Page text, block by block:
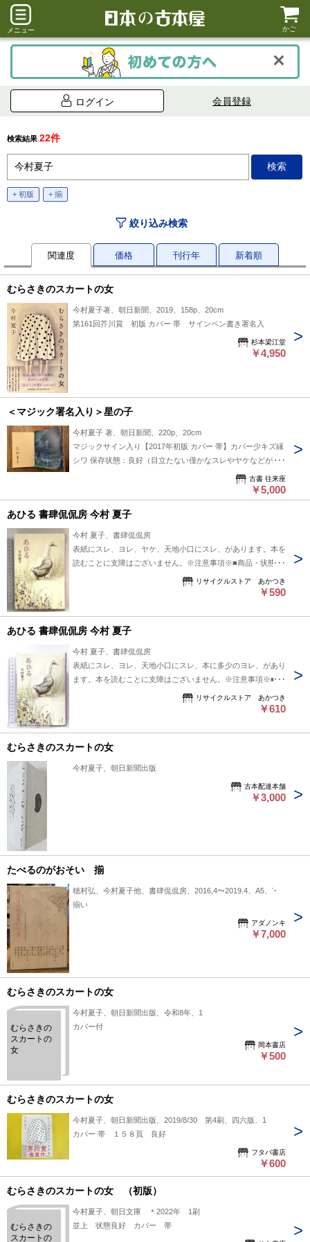
メニュー かご
ログイン 会員登録
検索結果 22件
+ 初版 + 揃
絞り込み検索
関連度 価格 刊行年 新着順
むらさきのスカートの女
今村夏子著、朝日新聞、2019、158p、20cm
第161回芥川賞 初版 カバー 帯 サインペン書き署名入
杉本梁江堂
￥4,950
＜マジック署名入り＞星の子
今村夏子 著、朝日新聞、220p、20cm
マジックサイン入り【2017年初版 カバー 帯】カバー少キズ縁
シワ 保存状態：良好（目立たない僅かなスレやヤケなどがあ
古書 往来座
￥5,000
あひる 書肆侃侃房 今村 夏子
今村 夏子、書肆侃侃房
表紙にスレ、ヨレ、ヤケ、天地小口にスレ、があります。本を
読むことに支障はございません。※注意事項※■商品・状態は
コンディションガイドラインに基づき、判断・出品されており
ます。■付録等の付属品がある商品の場合、記載されていない
リサイクルストア あかつき
￥590
あひる 書肆侃侃房 今村 夏子
今村 夏子、書肆侃侃房
表紙にスレ、ヨレ、天地小口にスレ、本に多少のヨレ、があり
ます。本を読むことに支障はございません。※注意事項※■商
品・状態はコンディションガイドラインに基づき、判断・出品
されております。■付録等の付属品がある商品の場合、記載さ
リサイクルストア あかつき
￥610
むらさきのスカートの女
今村夏子、朝日新聞出版
古本配達本舗
￥3,000
たべるのがおそい 揃
穂村弘、今村夏子他、書肆侃侃房、2016,4〜2019.4、A5、7
揃い
アダノンキ
￥7,000
むらさきのスカートの女
むらさきの
スカートの
女
今村夏子、朝日新聞出版、令和8年、1
カバー付
岡本書店
￥500
むらさきのスカートの女
今村夏子、朝日新聞出版、2019/8/30 第4刷、四六版、1
カバー 帯 １５８頁 良好
フタバ書店
￥600
むらさきのスカートの女 （初版）
むらさきの
スカートの
今村夏子、朝日文庫 ＊2022年 1刷
並上 状態良好 カバー 帯